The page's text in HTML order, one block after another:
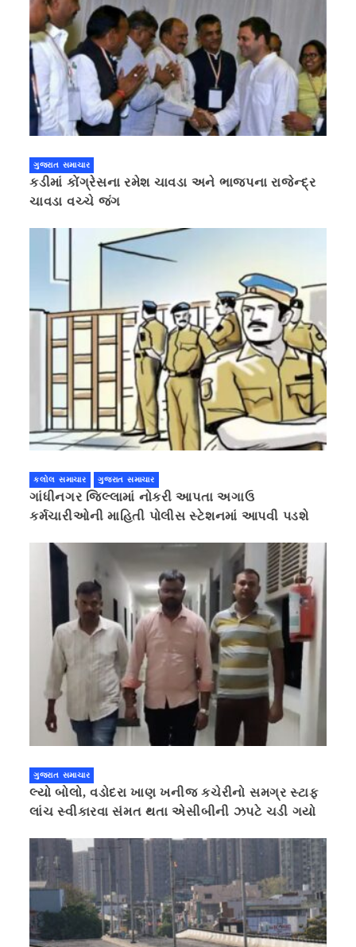
ગુજરાત સમાચાર
કડીમાં કોંગ્રેસના રમેશ ચાવડા અને ભાજપના રાજેન્દ્ર
ચાવડા વચ્ચે જંગ
કલોલ સમાચાર ગુજરાત સમાચાર
ગાંધીનગર જિલ્લામાં નોકરી આપતા અગાઉ
કર્મચારીઓની માહિતી પોલીસ સ્ટેશનમાં આપવી પડશે
ગુજરાત સમાચાર
લ્યો બોલો, વડોદરા ખાણ ખનીજ કચેરીનો સમગ્ર સ્ટાફ
લાંચ સ્વીકારવા સંમત થતા એસીબીની ઝપટે ચડી ગયો